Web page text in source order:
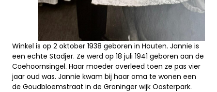
Winkel is op 2 oktober 1938 geboren in Houten. Jannie is
een echte Stadjer. Ze werd op 18 juli 1941 geboren aan de
Coehoornsingel. Haar moeder overleed toen ze pas vier
jaar oud was. Jannie kwam bij haar oma te wonen een
de Goudbloemstraat in de Groninger wijk Oosterpark.